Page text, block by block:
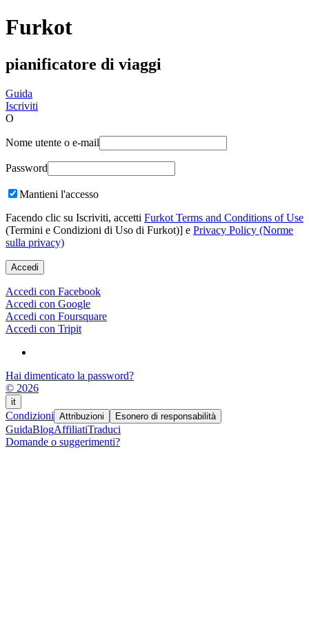
Furkot
pianificatore di viaggi
Guida
Iscriviti
O
Nome utente o e-mail
Password
Mantieni l'accesso
Facendo clic su Iscriviti, accetti Furkot Terms and Conditions of Use
(Termini e Condizioni di Uso di Furkot)] e Privacy Policy (Norme
sulla privacy)
Accedi con Facebook
Accedi con Google
Accedi con Foursquare
Accedi con Tripit
Hai dimenticato la password?
© 2026
it
Condizioni Attribuzioni Esonero di responsabilità
GuidaBlogAffiliatiTraduci
Domande o suggerimenti?